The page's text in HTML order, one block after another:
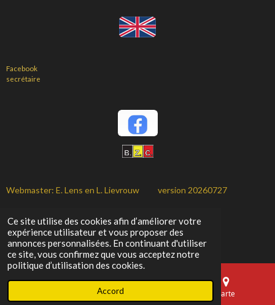
Ce site utilise des cookies afin d’améliorer votre
expérience utilisateur et vous proposer des
annonces personnalisées. En continuant d'utiliser
ce site, vous confirmez que vous acceptez notre
politique d’utilisation des cookies.
Accord
Facebook
secrétaire
Webmaster: E. Lens en L. Lievrouw version 20260727
Notre passion: les mandarins
© 2023 fr-bzc-zebravinken.be
Propulsé par JouwWeb
Téléphone Carte